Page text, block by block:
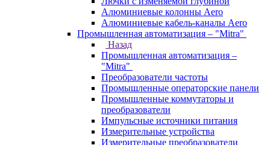
Алюминиевые колонны Aero
Алюминиевые кабель-каналы Aero
Промышленная автоматизация – "Mitra"
Назад
Промышленная автоматизация –
"Mitra"
Преобразователи частоты
Промышленные операторские панели
Промышленные коммутаторы и
преобразователи
Импульсные источники питания
Измерительные устройства
Измерительные преобразователи